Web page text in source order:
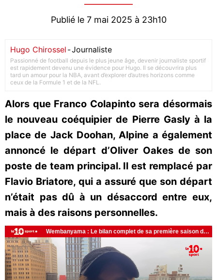
Publié le 7 mai 2025 à 23h10
Hugo Chirossel -Journaliste
Passionné de football depuis le plus jeune âge, devenir journaliste sportif
est rapidement devenu une évidence pour Hugo. Il se découvrira plus
tard un amour pour la NBA, avant d’explorer d’autres horizons comme
ceux de la Formule 1 et de la NFL.
Alors que Franco Colapinto sera désormais
le nouveau coéquipier de Pierre Gasly à la
place de Jack Doohan, Alpine a également
annoncé le départ d’Oliver Oakes de son
poste de team principal. Il est remplacé par
Flavio Briatore, qui a assuré que son départ
n’était pas dû à un désaccord entre eux,
mais à des raisons personnelles.